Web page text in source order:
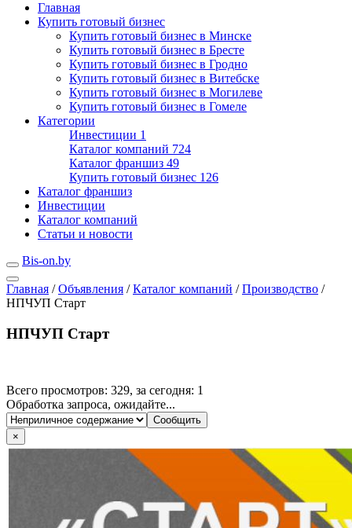
Главная
Купить готовый бизнес
Купить готовый бизнес в Минске
Купить готовый бизнес в Бресте
Купить готовый бизнес в Гродно
Купить готовый бизнес в Витебске
Купить готовый бизнес в Могилеве
Купить готовый бизнес в Гомеле
Категории
Инвестиции 1
Каталог компаний 724
Каталог франшиз 49
Купить готовый бизнес 126
Каталог франшиз
Инвестиции
Каталог компаний
Статьи и новости
Bis-on.by
Главная / Объявления / Каталог компаний / Производство /
НПЧУП Старт
НПЧУП Старт
Всего просмотров: 329, за сегодня: 1
Обработка запроса, ожидайте...
×